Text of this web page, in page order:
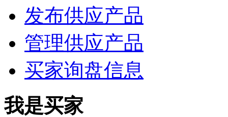
发布供应产品
管理供应产品
买家询盘信息
我是买家